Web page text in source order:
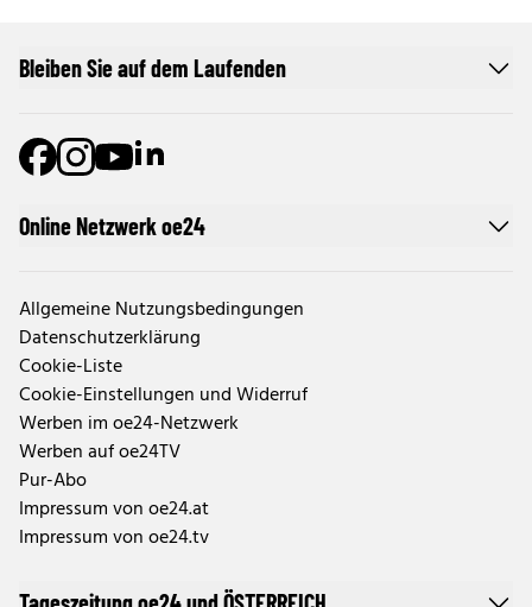
Online Netzwerk oe24
Allgemeine Nutzungsbedingungen
Datenschutzerklärung
Cookie-Liste
Cookie-Einstellungen und Widerruf
Werben im oe24-Netzwerk
Werben auf oe24TV
Pur-Abo
Impressum von oe24.at
Impressum von oe24.tv
Bleiben Sie auf dem Laufenden